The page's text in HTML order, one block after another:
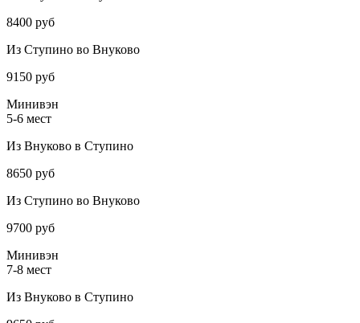
8400 руб
Из Ступино во Внуково
9150 руб
Минивэн
5-6 мест
Из Внуково в Ступино
8650 руб
Из Ступино во Внуково
9700 руб
Минивэн
7-8 мест
Из Внуково в Ступино